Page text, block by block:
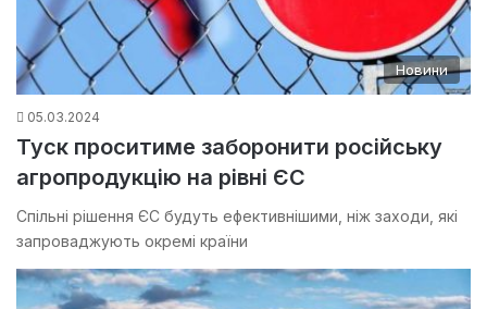
Новини
05.03.2024
Туск проситиме заборонити російську
агропродукцію на рівні ЄС
Спільні рішення ЄС будуть ефективнішими, ніж заходи, які
запроваджують окремі країни